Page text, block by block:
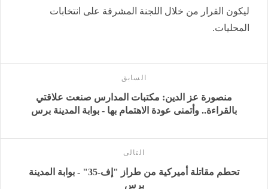
ليكون القرار من خلال اللجنة المشرفة على انتخابات
المحليات.
السابق
منصورة عز الدين: مكتبات المدارس صنعت علاقتي
بالقراءة.. وأتمنى عودة الاهتمام بها - بوابة المدينة برس
التالى
تحطم مقاتلة أميركية من طراز "إف-35" - بوابة المدينة
برس